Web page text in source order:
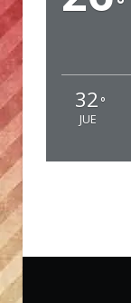
32 °
JUE